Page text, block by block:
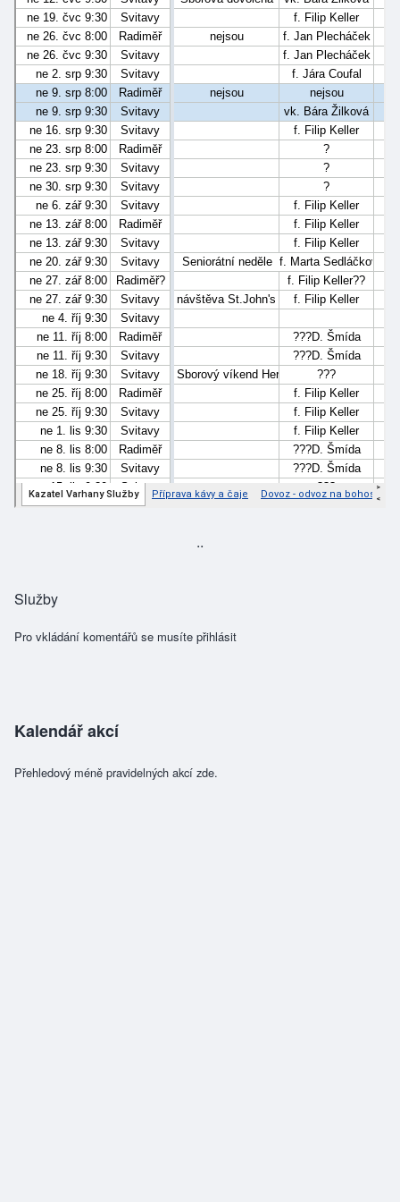
..
Služby
Pro vkládání komentářů se musíte přihlásit
Kalendář akcí
Přehledový méně pravidelných akcí zde.